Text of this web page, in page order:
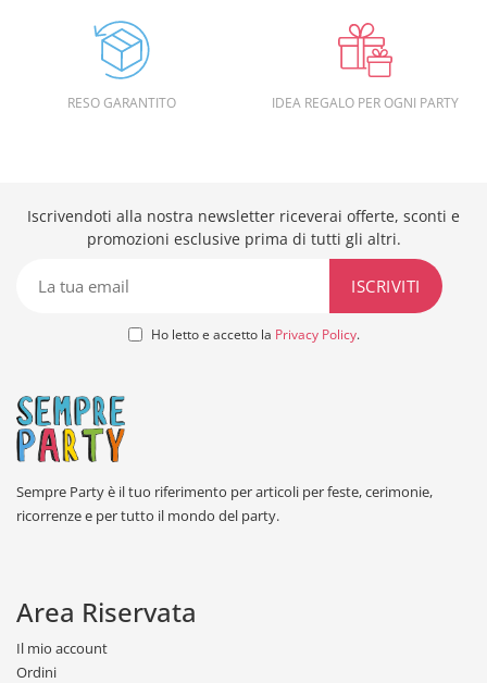
RESO GARANTITO IDEA REGALO PER OGNI PARTY
Iscrivendoti alla nostra newsletter riceverai offerte, sconti e
promozioni esclusive prima di tutti gli altri.
Ho letto e accetto la Privacy Policy.
Sempre Party è il tuo riferimento per articoli per feste, cerimonie,
ricorrenze e per tutto il mondo del party.
Area Riservata
Il mio account
Ordini